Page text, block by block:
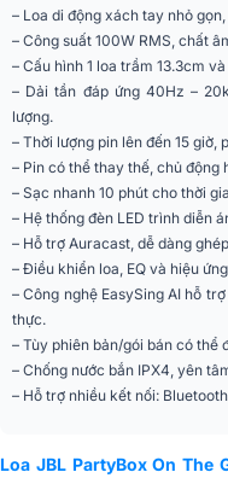
Tiện ích
Chống nước
Điều khiển từ xa
Kết nối
Cổng kết nối
Ứng dụng điều khiển
trên điện thoại
Phân khúc
Nguồn điện
– Loa di động xách tay nhỏ
– Công suất 100W RMS, chất
– Cấu hình 1 loa trầm 13.3cm
– Dải tần đáp ứng 40Hz –
lượng.
– Thời lượng pin lên đến 15 giờ,
– Pin có thể thay thế, chủ động
– Sạc nhanh 10 phút cho thời
– Hệ thống đèn LED trình diễn
– Hỗ trợ Auracast, dễ dàng
– Điều khiển loa, EQ và hiệu
– Công nghệ EasySing AI hỗ
thực.
– Tùy phiên bản/gói bán có thể
– Chống nước bắn IPX4, yên
– Hỗ trợ nhiều kết nối:
Loa JBL PartyBox On The